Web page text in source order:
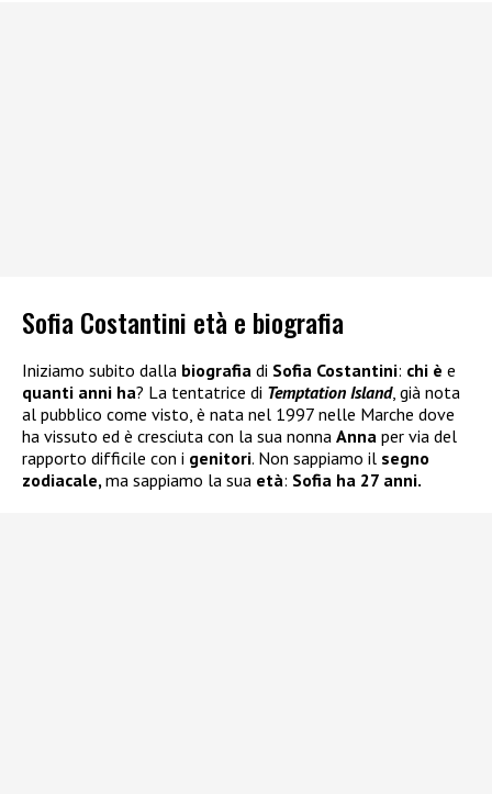
Sofia Costantini età e biografia
Iniziamo subito dalla biografia di Sofia Costantini: chi è e
quanti anni ha? La tentatrice di Temptation Island, già nota
al pubblico come visto, è nata nel 1997 nelle Marche dove
ha vissuto ed è cresciuta con la sua nonna Anna per via del
rapporto difficile con i genitori. Non sappiamo il segno
zodiacale, ma sappiamo la sua età: Sofia ha 27 anni.